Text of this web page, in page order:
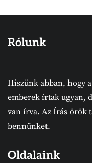
Rólunk
Hiszünk abban, hogy
emberek írtak ugyan,
van írva. Az Írás örök
bennünket.
Oldalaink